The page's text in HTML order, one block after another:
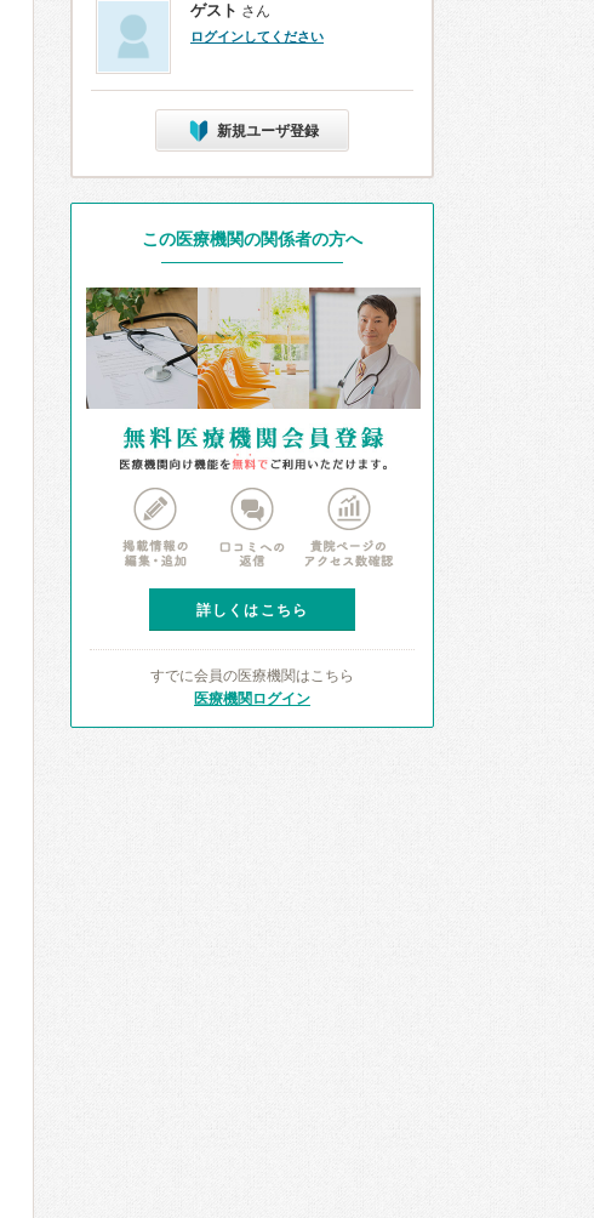
ゲスト さん
ログインしてください
新規ユーザ登録
この医療機関の関係者の方へ
詳しくはこちら
すでに会員の医療機関はこちら
医療機関ログイン